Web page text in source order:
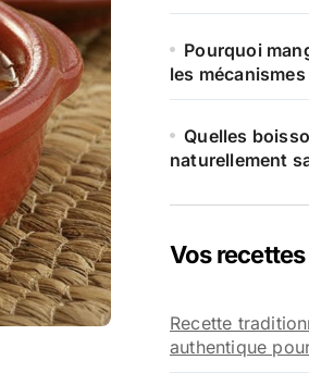
Pourquoi
les
Quelles
naturellement
Vos
Recette
authentique